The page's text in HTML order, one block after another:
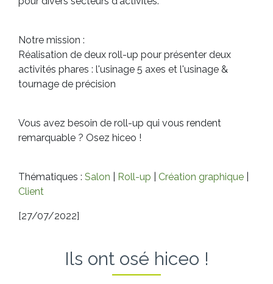
Notre mission :
Réalisation de deux roll-up pour présenter deux
activités phares : l'usinage 5 axes et l'usinage &
tournage de précision
Vous avez besoin de roll-up qui vous rendent
remarquable ? Osez hiceo !
Thématiques : Salon Roll-up Création graphique
Client
[27/07/2022]
Ils ont osé hiceo !